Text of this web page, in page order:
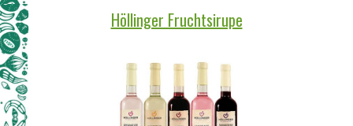
Höllinger Fruchtsirupe